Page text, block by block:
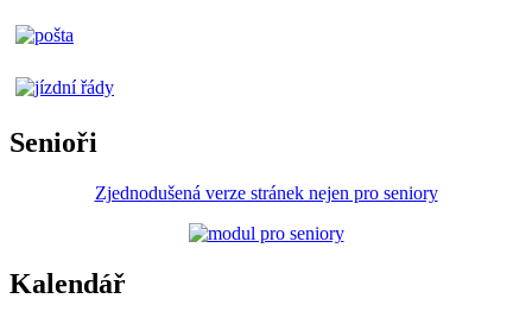
Senioři
Zjednodušená verze stránek nejen pro seniory
Kalendář